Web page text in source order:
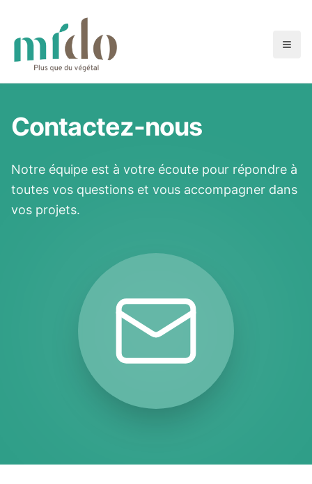
Contactez-nous
Notre équipe est à votre écoute pour répondre à
toutes vos questions et vous accompagner dans
vos projets.